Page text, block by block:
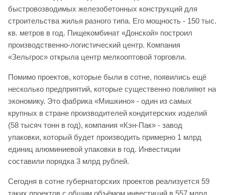
быстровозводимых железобетонных конструкций для
строительства жилья разного типа. Его мощность - 150 тыс.
кв. метров в год. Пищекомбинат «Донской» построил
производственно-логистический центр. Компания
«Зельгрос» открыла центр мелкооптовой торговли.
Помимо проектов, которые были в сотне, появились ещё
несколько предприятий, которые существенно повлияют на
экономику. Это фабрика «Мишкино» - один из самых
крупных в стране производителей кондитерских изделий
(58 тысяч тонн в год), компания «Кэн-Пак» - завод
упаковки, который будет производить примерно 1 млрд
единиц алюминиевой упаковки в год. Инвестиции
составили порядка 3 млрд рублей.
Сегодня в сотне губернаторских проектов реализуется 59
таких проектов с общим объёмом инвестиций в 557 млрд